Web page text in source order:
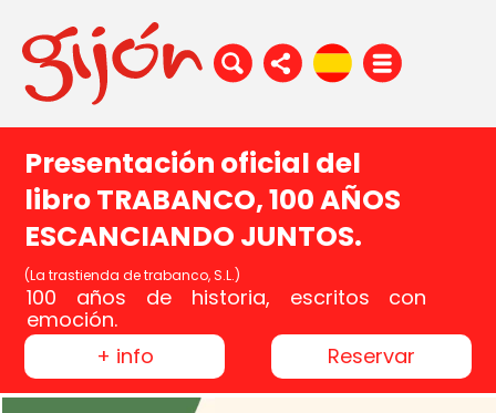
Presentación oficial del
libro TRABANCO, 100 AÑOS
ESCANCIANDO JUNTOS.
(La trastienda de trabanco, S.L.)
100 años de historia, escritos con
emoción.
+ info
Reservar